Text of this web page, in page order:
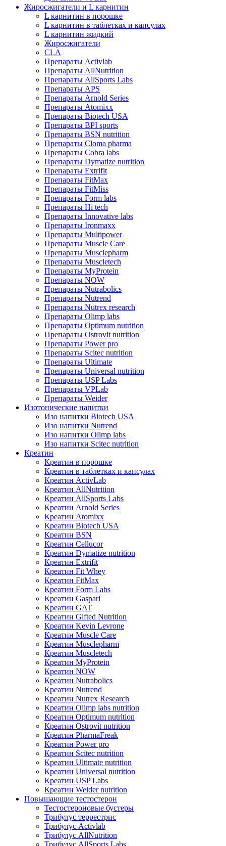
Жиросжигатели и L карнитин
L карнитин в порошке
L карнитин в таблетках и капсулах
L карнитин жидкий
Жиросжигатели
CLA
Препараты Activlab
Препараты AllNutrition
Препараты AllSports Labs
Препараты APS
Препараты Arnold Series
Препараты Atomixx
Препараты Biotech USA
Препараты BPI sports
Препараты BSN nutrition
Препараты Cloma pharma
Препараты Cobra labs
Препараты Dymatize nutrition
Препараты Extrifit
Препараты FitMax
Препараты FitMiss
Препараты Form labs
Препараты Hi tech
Препараты Innovative labs
Препараты Ironmaxx
Препараты Multipower
Препараты Muscle Care
Препараты Musclepharm
Препараты Muscletech
Препараты MyProtein
Препараты NOW
Препараты Nutrabolics
Препараты Nutrend
Препараты Nutrex research
Препараты Olimp labs
Препараты Optimum nutrition
Препараты Ostrovit nutrition
Препараты Power pro
Препараты Scitec nutrition
Препараты Ultimate
Препараты Universal nutrition
Препараты USP Labs
Препараты VPLab
Препараты Weider
Изотонические напитки
Изо напитки Biotech USA
Изо напитки Nutrend
Изо напитки Olimp labs
Изо напитки Scitec nutrition
Креатин
Креатин в порошке
Креатин в таблетках и капсулах
Креатин ActivLab
Креатин AllNutrition
Креатин AllSports Labs
Креатин Arnold Series
Креатин Atomixx
Креатин Biotech USA
Креатин BSN
Креатин Cellucor
Креатин Dymatize nutrition
Креатин Extrifit
Креатин Fit Whey
Креатин FitMax
Креатин Form Labs
Креатин Gaspari
Креатин GAT
Креатин Gifted Nutrition
Креатин Kevin Levrone
Креатин Muscle Care
Креатин Musclepharm
Креатин Muscletech
Креатин MyProtein
Креатин NOW
Креатин Nutrabolics
Креатин Nutrend
Креатин Nutrex Research
Креатин Olimp labs nutrition
Креатин Optimum nutrition
Креатин Ostrovit nutrition
Креатин PharmaFreak
Креатин Power pro
Креатин Scitec nutrition
Креатин Ultimate nutrition
Креатин Universal nutrition
Креатин USP Labs
Креатин Weider nutrition
Повышающие тестостерон
Тестостероновые бустеры
Трибулус террестрис
Трибулус Activlab
Трибулус AllNutrition
Трибулус AllSports Labs